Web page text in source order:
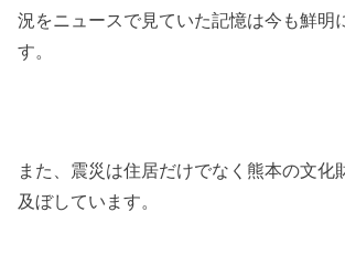
況をニュースで見ていた記憶は今も鮮明
す。
また、震災は住居だけでなく熊本の文化
及ぼしています。